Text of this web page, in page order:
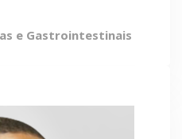
e Gastrointestinais